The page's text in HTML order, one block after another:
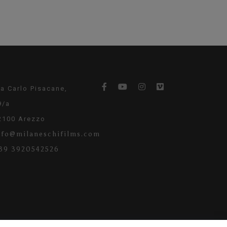
Carlo Pisacane,
a
Arezzo
3920542526